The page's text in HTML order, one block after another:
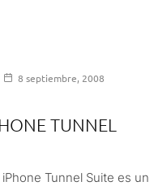
8 septiembre, 2008
TUNNEL
Tunnel Suite es un